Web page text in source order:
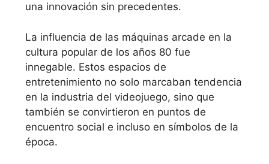
una innovación sin precedentes.
La influencia de las máquinas arcade en la
cultura popular de los años 80 fue
innegable. Estos espacios de
entretenimiento no solo marcaban tendencia
en la industria del videojuego, sino que
también se convirtieron en puntos de
encuentro social e incluso en símbolos de la
época.